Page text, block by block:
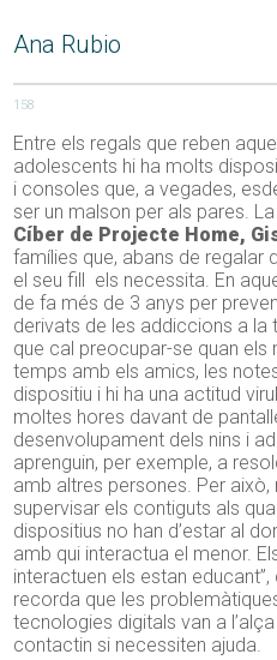
Ana Rubio
158
Entre els regals que reben
adolescents hi ha molts
i consoles que, a vegades,
ser un malson per als pares. La
Cíber de Projecte Home,
famílies que, abans de regalar
el seu fill els necessita. En
de fa més de 3 anys per
derivats de les addiccions a
que cal preocupar-se quan els
temps amb els amics, les
dispositiu i hi ha una actitud
moltes hores davant de
desenvolupament dels nins i
aprenguin, per exemple, a
amb altres persones. Per
supervisar els contiguts als
dispositius no han d’estar al
amb qui interactua el menor.
interactuen els estan
recorda que les
tecnologies digitals van a
contactin si necessiten ajuda.